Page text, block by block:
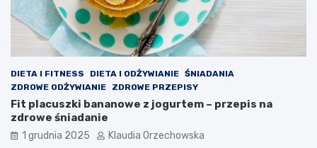
DIETA I FITNESS DIETA I ODŻYWIANIE ŚNIADANIA
ZDROWE ODŻYWIANIE
ZDROWE PRZEPISY
Fit placuszki bananowe z jogurtem – przepis na
zdrowe śniadanie
1 grudnia 2025 Klaudia Orzechowska